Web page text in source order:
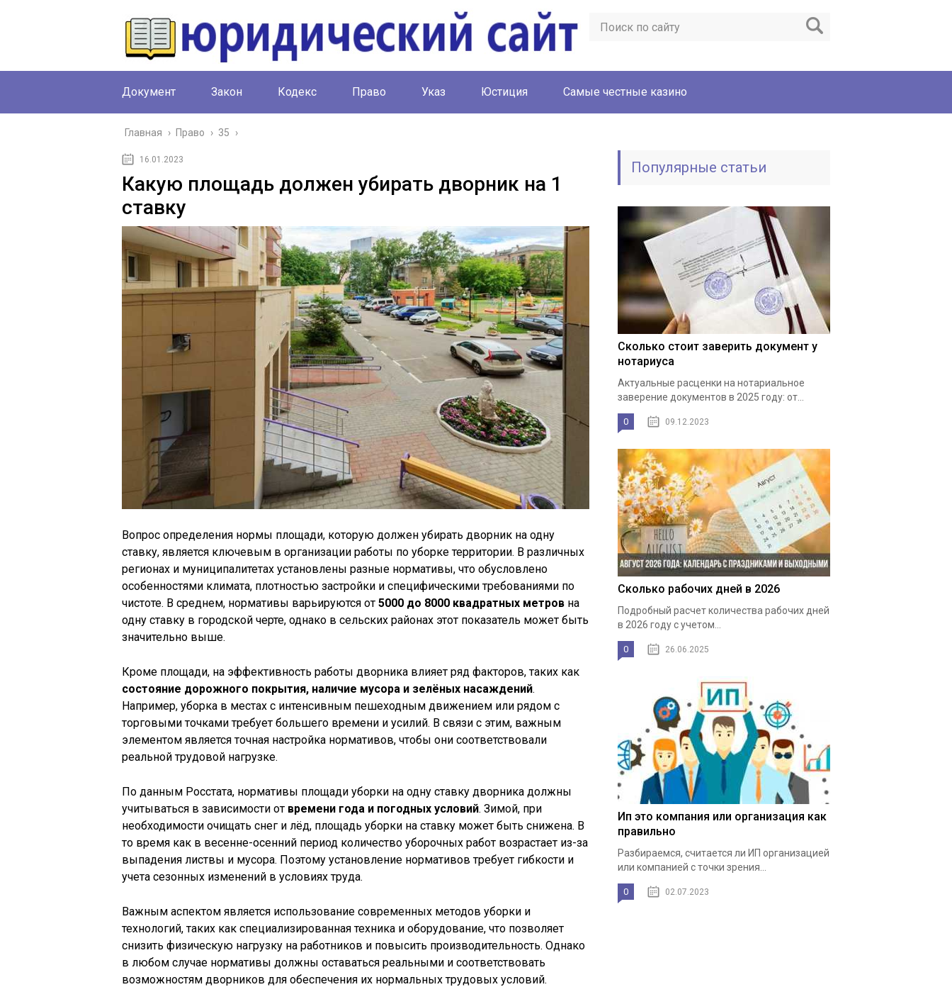
Документ Закон Кодекс Право Указ Юстиция Cамые честные казино
Главная › Право › 35 ›
16.01.2023
Какую площадь должен убирать дворник на 1
ставку
Вопрос определения нормы площади, которую должен убирать дворник на одну
ставку, является ключевым в организации работы по уборке территории. В различных
регионах и муниципалитетах установлены разные нормативы, что обусловлено
особенностями климата, плотностью застройки и специфическими требованиями по
чистоте. В среднем, нормативы варьируются от 5000 до 8000 квадратных метров на
одну ставку в городской черте, однако в сельских районах этот показатель может быть
значительно выше.
Кроме площади, на эффективность работы дворника влияет ряд факторов, таких как
состояние дорожного покрытия, наличие мусора и зелёных насаждений.
Например, уборка в местах с интенсивным пешеходным движением или рядом с
торговыми точками требует большего времени и усилий. В связи с этим, важным
элементом является точная настройка нормативов, чтобы они соответствовали
реальной трудовой нагрузке.
По данным Росстата, нормативы площади уборки на одну ставку дворника должны
учитываться в зависимости от времени года и погодных условий. Зимой, при
необходимости очищать снег и лёд, площадь уборки на ставку может быть снижена. В
то время как в весенне-осенний период количество уборочных работ возрастает из-за
выпадения листвы и мусора. Поэтому установление нормативов требует гибкости и
учета сезонных изменений в условиях труда.
Важным аспектом является использование современных методов уборки и
технологий, таких как специализированная техника и оборудование, что позволяет
снизить физическую нагрузку на работников и повысить производительность. Однако
в любом случае нормативы должны оставаться реальными и соответствовать
возможностям дворников для обеспечения их нормальных трудовых условий.
Популярные статьи
Сколько стоит заверить документ у
нотариуса
Актуальные расценки на нотариальное
заверение документов в 2025 году: от...
0 09.12.2023
Сколько рабочих дней в 2026
Подробный расчет количества рабочих дней
в 2026 году с учетом...
0 26.06.2025
Ип это компания или организация как
правильно
Разбираемся, считается ли ИП организацией
или компанией с точки зрения...
0 02.07.2023